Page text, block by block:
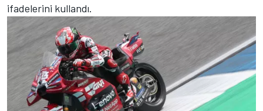
ifadelerini kullandı.